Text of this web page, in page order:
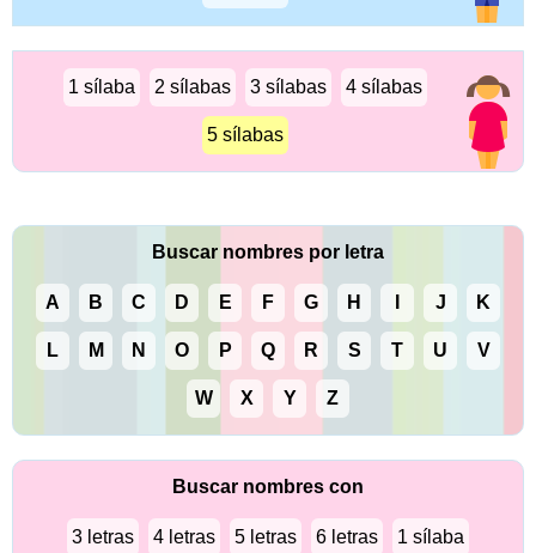
1 sílaba 2 sílabas 3 sílabas 4 sílabas
5 sílabas
Buscar nombres por letra
A B C D E F G H J K
L M N O P Q R S T U V
W X Y Z
Buscar nombres con
3 letras 4 letras 5 letras 6 letras 1 sílaba